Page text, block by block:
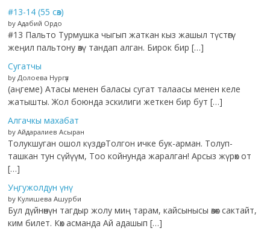
#13-14 (55 сөз)
by Адабий Ордо
#13 Пальто Турмушка чыгып жаткан кыз жашыл түстөгү
жеңил пальтону өзү тандап алган. Бирок бир […]
Сугатчы
by Долоева Нургүл
(аңгеме) Атасы менен баласы сугат талаасы менен келе
жатышты. Жол боюнда эскилиги жеткен бир бут […]
Алгачкы махабат
by Айдаралиев Асыран
Толукшуган ошол күздө, Толгон ичке бук-арман. Толуп-
ташкан тун сүйүүм, Тоо койнунда жаралган! Арсыз жүрөк от
[…]
Уңгужолдун үнү
by Кулишева Ашурби
Бул дүйнөнүн тагдыр жолу миң тарам, кайсынысы өзөк сактайт,
ким билет. Көк асманда Ай адашып […]